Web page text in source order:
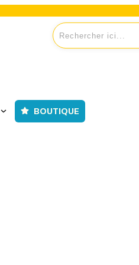
BOUTIQUE